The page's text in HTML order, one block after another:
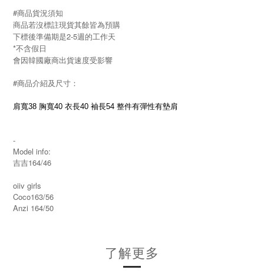
#商品貨況須知
商品若沒標註現貨其餘皆為預購
下標後準備期是2-5週的工作天
*不含假日
會因韓國廠商出貨速度受影響
#商品介紹及尺寸：
肩寬38 胸寬40 衣長40 袖長54 整件有彈性有墊肩
-
Model info:
吉吉164/46
oiiv girls
Coco163/56
Anzi 164/50
了解更多